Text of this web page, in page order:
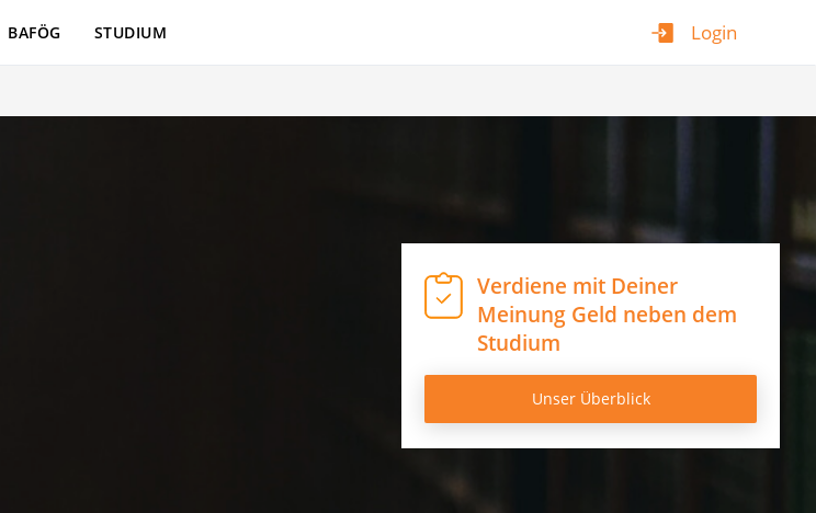
Login
BAFÖG STUDIUM
Verdiene mit Deiner
Meinung Geld neben dem
Studium
Unser Überblick